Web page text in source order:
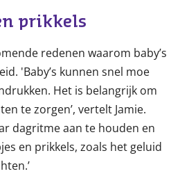
prikkels
redenen waarom baby’s
'Baby’s kunnen snel moe
Het is belangrijk om
te zorgen’, vertelt Jamie.
dagritme aan te houden en
en prikkels, zoals het geluid